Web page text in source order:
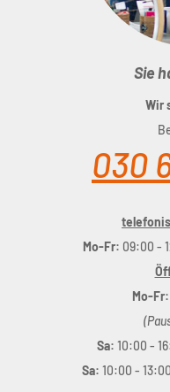
Sie
Wir
030
Mo-Fr: 09:00 -
Mo-Fr:
Sa: 10:00 -
Sa: 10:00 -